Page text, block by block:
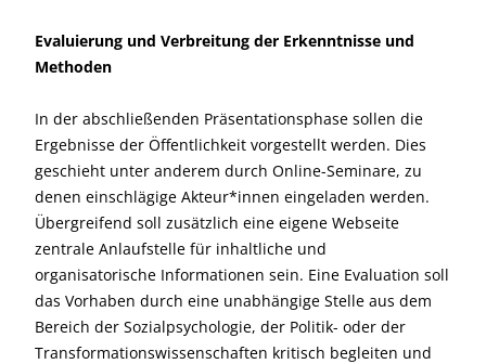
Evaluierung und Verbreitung der Erkenntnisse und
Methoden
In der abschließenden Präsentationsphase sollen die
Ergebnisse der Öffentlichkeit vorgestellt werden. Dies
geschieht unter anderem durch Online-Seminare, zu
denen einschlägige Akteur*innen eingeladen werden.
Übergreifend soll zusätzlich eine eigene Webseite
zentrale Anlaufstelle für inhaltliche und
organisatorische Informationen sein. Eine Evaluation soll
das Vorhaben durch eine unabhängige Stelle aus dem
Bereich der Sozialpsychologie, der Politik- oder der
Transformationswissenschaften kritisch begleiten und